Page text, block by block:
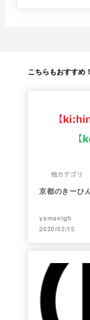
こちらもおすすめ！
他カテゴリ
京都のきーひ
yamaeigh
2020/02/15